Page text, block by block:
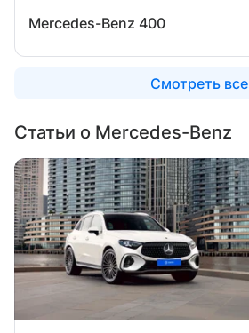
Mercedes-Benz 400
Смотреть все
Статьи о Mercedes-Benz